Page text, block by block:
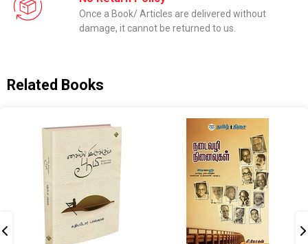
Once a Book/ Articles are delivered without
damage, it cannot be returned to us.
Related Books